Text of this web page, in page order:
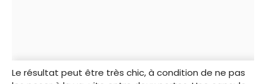
Le résultat peut être très chic, à condition de ne pas